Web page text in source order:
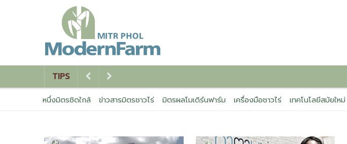
TIPS
หนึ่งมิตรชิดใกล้ ข่าวสารมิตรชาวไร่ มิตรผลโมเดิร์นฟาร์ม เครื่องมือชาวไร่ เทคโนโลยีสมัยใหม่